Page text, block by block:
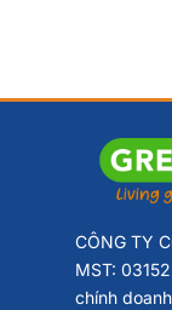
CÔNG TY
MST:
chính